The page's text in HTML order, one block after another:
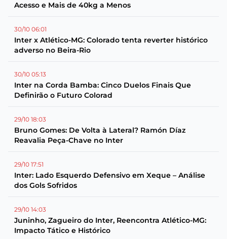
Acesso e Mais de 40kg a Menos
30/10 06:01
Inter x Atlético-MG: Colorado tenta reverter histórico
adverso no Beira-Rio
30/10 05:13
Inter na Corda Bamba: Cinco Duelos Finais Que
Definirão o Futuro Colorad
29/10 18:03
Bruno Gomes: De Volta à Lateral? Ramón Díaz
Reavalia Peça-Chave no Inter
29/10 17:51
Inter: Lado Esquerdo Defensivo em Xeque – Análise
dos Gols Sofridos
29/10 14:03
Juninho, Zagueiro do Inter, Reencontra Atlético-MG:
Impacto Tático e Histórico